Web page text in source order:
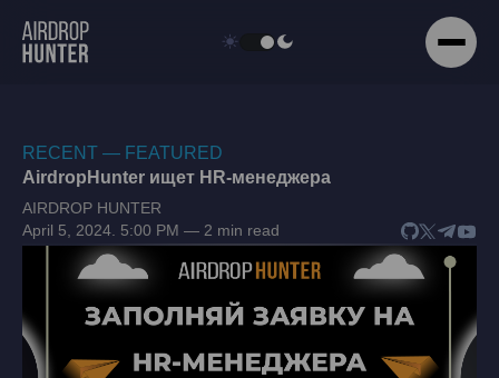
RECENT — FEATURED
AirdropHunter ищет HR-менеджера
AIRDROP HUNTER
April 5, 2024. 5:00 PM — 2 min read